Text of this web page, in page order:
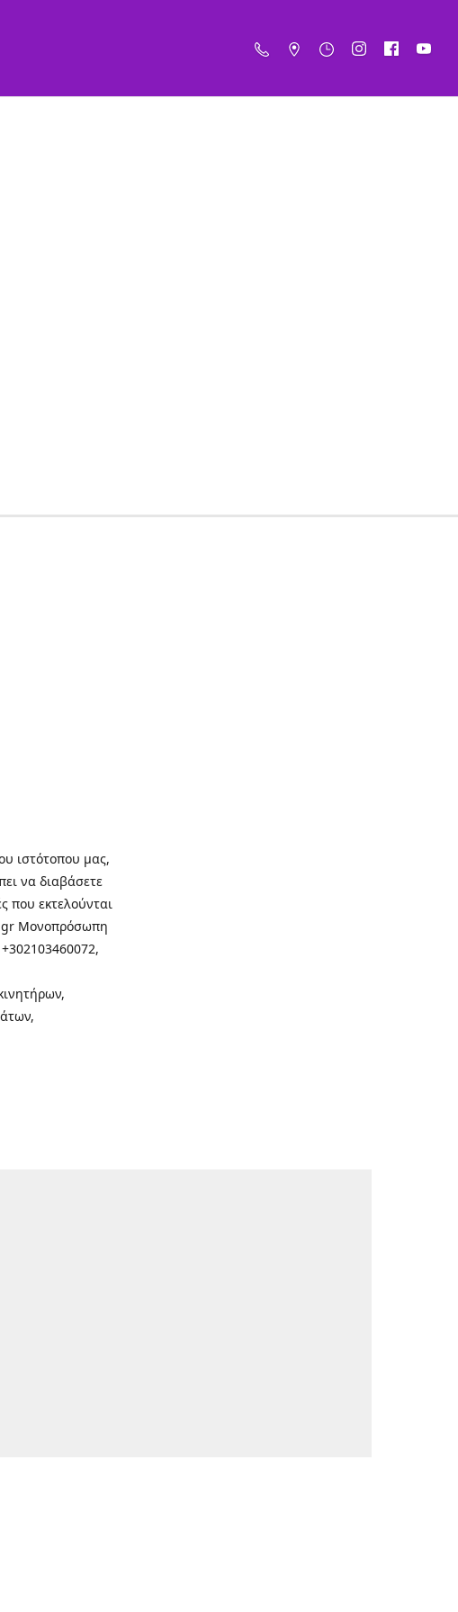
ιστότοπου μας,
να διαβάσετε
που εκτελούνται
Μονοπρόσωπη